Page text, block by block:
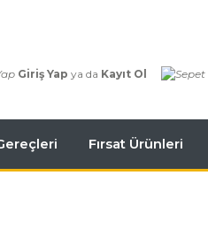
Giriş Yap ya da Kayıt Ol
Fırsat Ürünleri